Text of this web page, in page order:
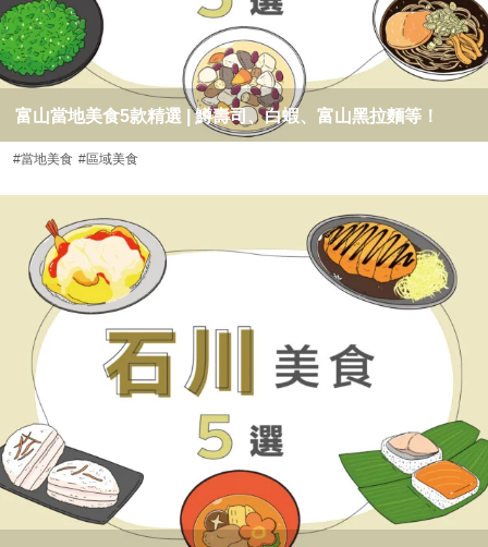
富山當地美食5款精選 | 鱒壽司、白蝦、富山黑拉麵等！
#當地美食 #區域美食